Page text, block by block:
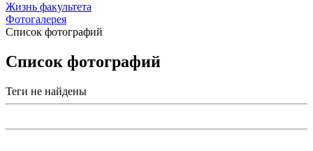
Жизнь факультета
Фотогалерея
Список фотографий
Список фотографий
Теги не найдены